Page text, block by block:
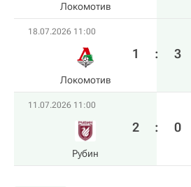
Локомотив
18.07.2026 11:00
Локомотив
1 : 3
11.07.2026 11:00
Рубин
2 : 0